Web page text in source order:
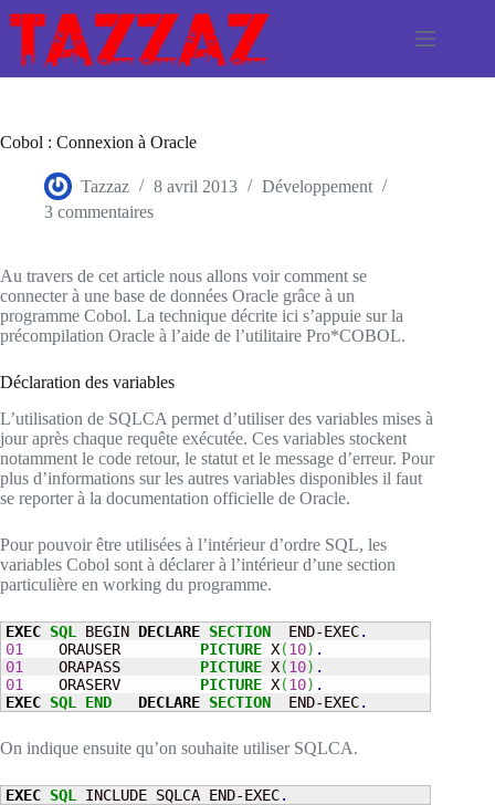
au
contenu
Cobol : Connexion à Oracle
Tazzaz 8 avril 2013
Développement
3 commentaires
Au travers de cet article nous allons voir comment se
connecter à une base de données Oracle grâce à un
programme Cobol. La technique décrite ici s’appuie sur la
précompilation Oracle à l’aide de l’utilitaire Pro*COBOL.
Déclaration des variables
L’utilisation de SQLCA permet d’utiliser des variables mises à
jour après chaque requête exécutée. Ces variables stockent
notamment le code retour, le statut et le message d’erreur. Pour
plus d’informations sur les autres variables disponibles il faut
se reporter à la documentation officielle de Oracle.
Pour pouvoir être utilisées à l’intérieur d’ordre SQL, les
variables Cobol sont à déclarer à l’intérieur d’une section
particulière en working du programme.
EXEC SQL BEGIN DECLARE SECTION END-EXEC.
01
ORAUSER PICTURE X(10) .
01
ORAPASS PICTURE X(10) .
01
ORASERV PICTURE X(10) .
EXEC SQL END DECLARE SECTION END-EXEC.
On indique ensuite qu’on souhaite utiliser SQLCA.
EXEC SQL INCLUDE SQLCA END-EXEC.